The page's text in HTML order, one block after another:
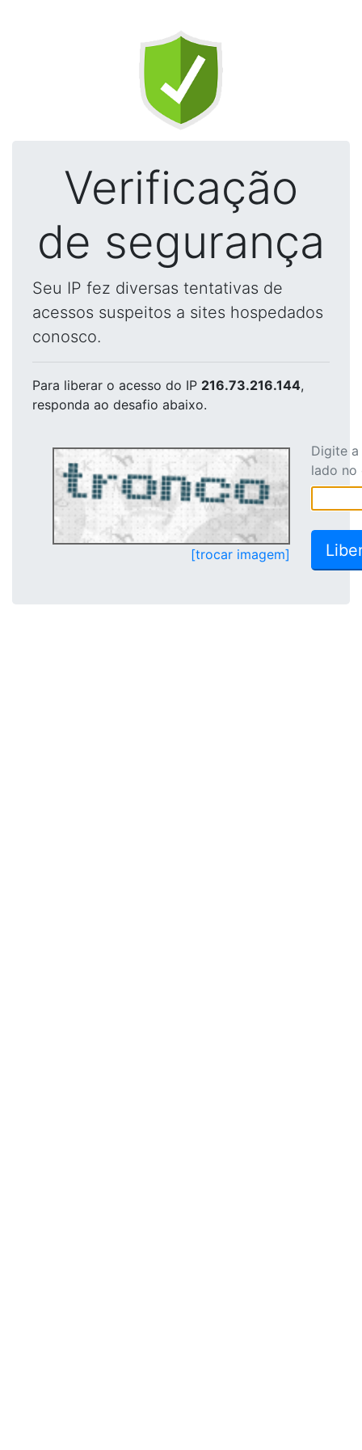
Verificação
de segurança
Seu IP fez diversas tentativas de
acessos suspeitos a sites hospedados
conosco.
Para liberar o acesso do IP 216.73.216.144,
responda ao desafio abaixo.
[trocar imagem]
Digite
lado no